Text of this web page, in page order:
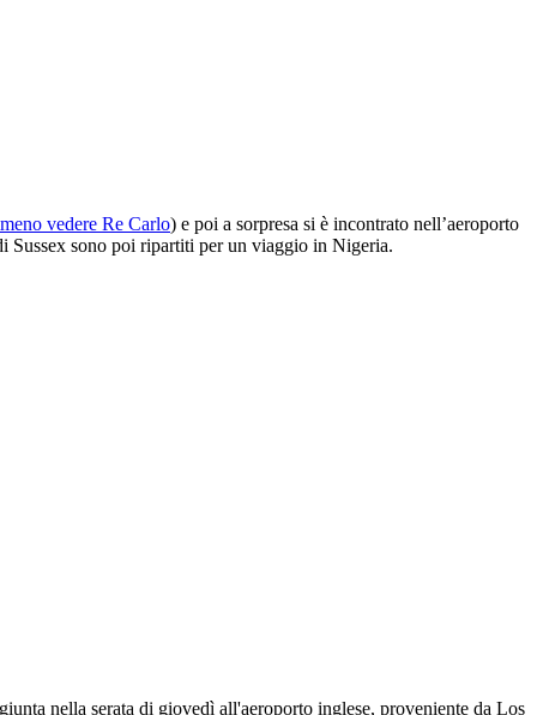
vedere Re Carlo) e poi a sorpresa si è incontrato nell’aeroporto
Sussex sono poi ripartiti per un viaggio in Nigeria.
nella serata di giovedì all'aeroporto inglese, proveniente da Los